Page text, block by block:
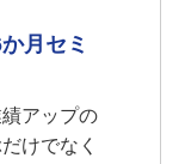
月セミ
アップの
けでなく